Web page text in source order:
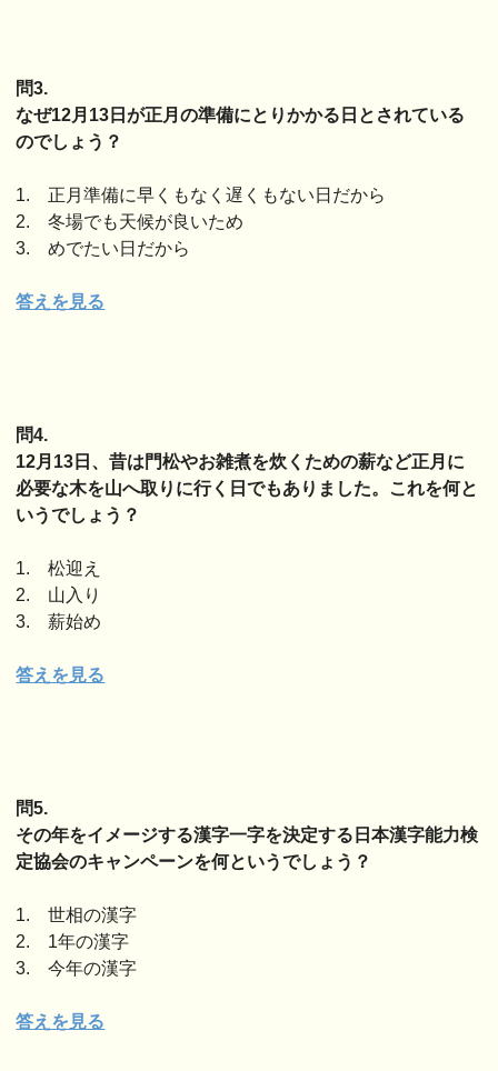
問3.
なぜ12月13日が正月の準備にとりかかる日とされている
のでしょう？
1. 正月準備に早くもなく遅くもない日だから
2. 冬場でも天候が良いため
3. めでたい日だから
答えを見る
問4.
12月13日、昔は門松やお雑煮を炊くための薪など正月に
必要な木を山へ取りに行く日でもありました。これを何と
いうでしょう？
1. 松迎え
2. 山入り
3. 薪始め
答えを見る
問5.
その年をイメージする漢字一字を決定する日本漢字能力検
定協会のキャンペーンを何というでしょう？
1. 世相の漢字
2. 1年の漢字
3. 今年の漢字
答えを見る